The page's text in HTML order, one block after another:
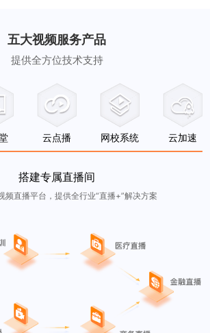
五大视频服务产品
提供全方位技术支持
云点播 网校系统 云加速
搭建专属直播间
频直播平台，提供全行业“直播+”解决方案